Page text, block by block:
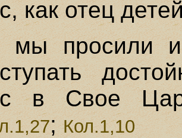
как отец
мы просили
в Свое
;Кол.1,10